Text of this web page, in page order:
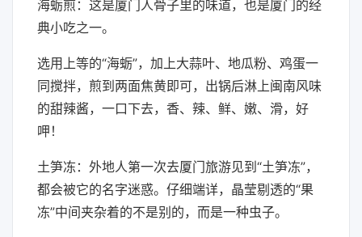
海蛎煎：这是厦门人骨子里的味道，也是厦门的经
典小吃之一。
选用上等的“海蛎”，加上大蒜叶、地瓜粉、鸡蛋一
同搅拌，煎到两面焦黄即可，出锅后淋上闽南风味
的甜辣酱，一口下去，香、辣、鲜、嫩、滑，好
呷！
土笋冻：外地人第一次去厦门旅游见到“土笋冻”，
都会被它的名字迷惑。仔细端详，晶莹剔透的“果
冻”中间夹杂着的不是别的，而是一种虫子。